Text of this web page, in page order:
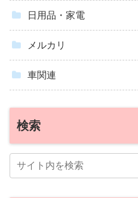
日用品・家電
メルカリ
車関連
検索